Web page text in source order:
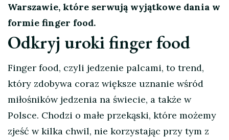
Warszawie, które serwują wyjątkowe dania w
formie finger food.
Odkryj uroki finger food
Finger food, czyli jedzenie palcami, to trend,
który zdobywa coraz większe uznanie wśród
miłośników jedzenia na świecie, a także w
Polsce. Chodzi o małe przekąski, które możemy
zjeść w kilka chwil, nie korzystając przy tym z